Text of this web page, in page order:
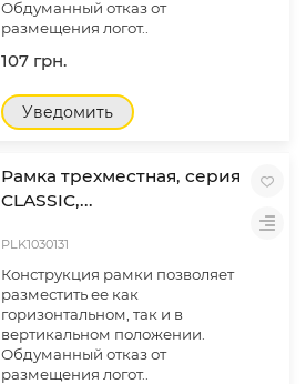
Обдуманный отказ от
размещения логот..
107 грн.
Уведомить
Рамка трехместная, серия
CLASSIC,...
PLK1030131
Конструкция рамки позволяет
разместить ее как
горизонтальном, так и в
вертикальном положении.
Обдуманный отказ от
размещения логот..